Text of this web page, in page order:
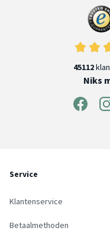
45112
Niks
Service
Klantenservice
Betaalmethoden